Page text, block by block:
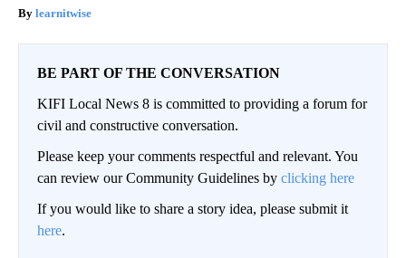
learnitwise
BE PART OF THE CONVERSATION
KIFI Local News 8 is committed to providing a forum for
civil and constructive conversation.
Please keep your comments respectful and relevant. You
can review our Community Guidelines by clicking here
If you would like to share a story idea, please submit it
here.